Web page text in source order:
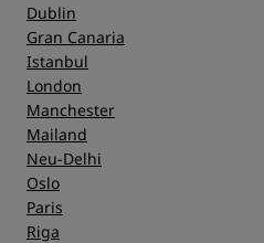
Dublin
Gran Canaria
Istanbul
London
Manchester
Mailand
Neu-Delhi
Oslo
Paris
Riga